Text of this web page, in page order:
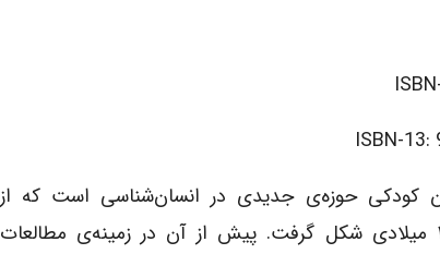
ISBN-
کودکی حوزه‌ی جدیدی در انسان‌شناسی است که از
دهه‌ی ۱۹۷۰، ۱۹۸۰ میلادی شکل گرفت. پیش از آن در زمینه‌ی مطالعات